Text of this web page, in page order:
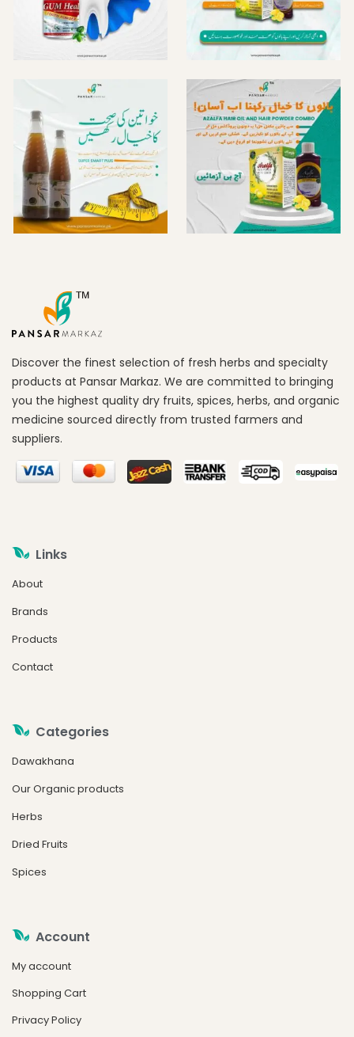
Discover the finest selection of fresh herbs and specialty
products at Pansar Markaz. We are committed to bringing
you the highest quality dry fruits, spices, herbs, and organic
medicine sourced directly from trusted farmers and
suppliers.
Links
About
Brands
Products
Contact
Categories
Dawakhana
Our Organic products
Herbs
Dried Fruits
Spices
Account
My account
Shopping Cart
Privacy Policy